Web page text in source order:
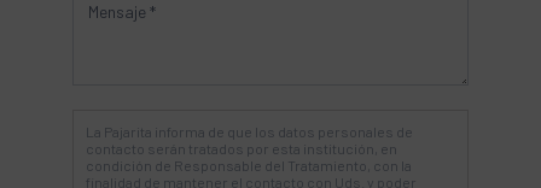
La Pajarita informa de que los datos personales de
contacto serán tratados por esta institución, en
condición de Responsable del Tratamiento, con la
finalidad de mantener el contacto con Uds. y poder